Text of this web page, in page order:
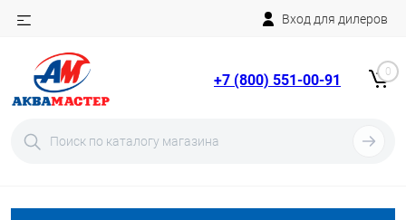
Вход для дилеров
+7 (800) 551-00-91 0